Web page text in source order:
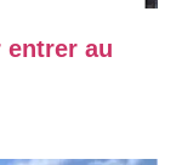
entrer au